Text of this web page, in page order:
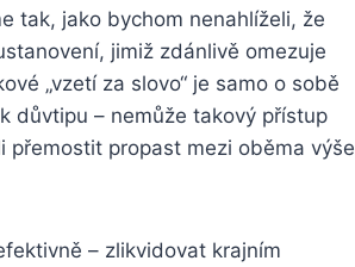
tak, jako bychom nenahlíželi, že
jimiž zdánlivě omezuje
„vzetí za slovo“ je samo o sobě
důvtipu – nemůže takový přístup
propast mezi oběma výše
– zlikvidovat krajním